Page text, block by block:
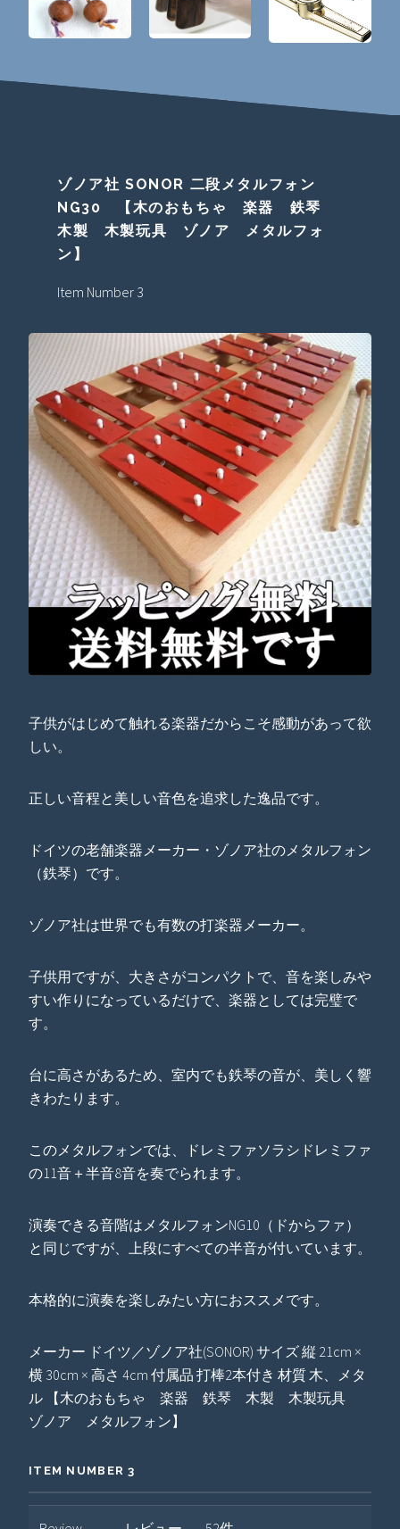
ゾノア社 SONOR 二段メタルフォン
NG30 【木のおもちゃ 楽器 鉄琴
木製 木製玩具 ゾノア メタルフォ
ン】
Item Number 3
子供がはじめて触れる楽器だからこそ感動があって欲
しい。
正しい音程と美しい音色を追求した逸品です。
ドイツの老舗楽器メーカー・ゾノア社のメタルフォン
（鉄琴）です。
ゾノア社は世界でも有数の打楽器メーカー。
子供用ですが、大きさがコンパクトで、音を楽しみや
すい作りになっているだけで、楽器としては完璧で
す。
台に高さがあるため、室内でも鉄琴の音が、美しく響
きわたります。
このメタルフォンでは、ドレミファソラシドレミファ
の11音＋半音8音を奏でられます。
演奏できる音階はメタルフォンNG10（ドからファ）
と同じですが、上段にすべての半音が付いています。
本格的に演奏を楽しみたい方におススメです。
メーカー ドイツ／ゾノア社(SONOR) サイズ 縦 21cm ×
横 30cm × 高さ 4cm 付属品 打棒2本付き 材質 木、メタ
ル 【木のおもちゃ 楽器 鉄琴 木製 木製玩具
ゾノア メタルフォン】
ITEM NUMBER 3